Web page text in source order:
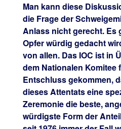
Man kann diese
die Frage der
Anlass nicht gerecht. Es
Opfer würdig gedacht
von allen. Das IOC ist in
dem Nationalen Komitee
Entschluss gekommen,
dieses Attentats eine
Zeremonie die beste,
würdigste Form der